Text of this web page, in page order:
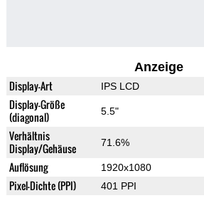
Anzeige
Display-Art IPS LCD
Display-Größe
(diagonal)
5.5"
Verhältnis
Display/Gehäuse
71.6%
Auflösung 1920x1080
Pixel-Dichte (PPI) 401 PPI